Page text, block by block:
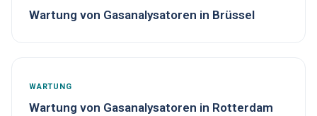
Wartung von Gasanalysatoren in Brüssel
WARTUNG
Wartung von Gasanalysatoren in Rotterdam